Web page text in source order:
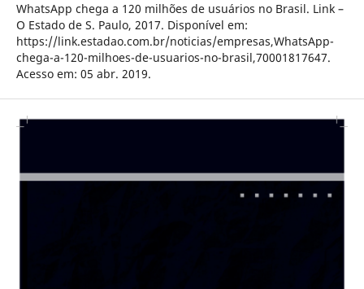
WhatsApp chega a 120 milhões de usuários no Brasil. Link –
O Estado de S. Paulo, 2017. Disponível em:
https://link.estadao.com.br/noticias/empresas,WhatsApp-
chega-a-120-milhoes-de-usuarios-no-brasil,70001817647.
Acesso em: 05 abr. 2019.